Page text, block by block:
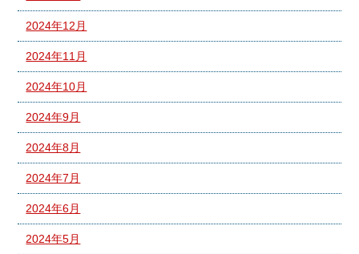
2024年12月
2024年11月
2024年10月
2024年9月
2024年8月
2024年7月
2024年6月
2024年5月